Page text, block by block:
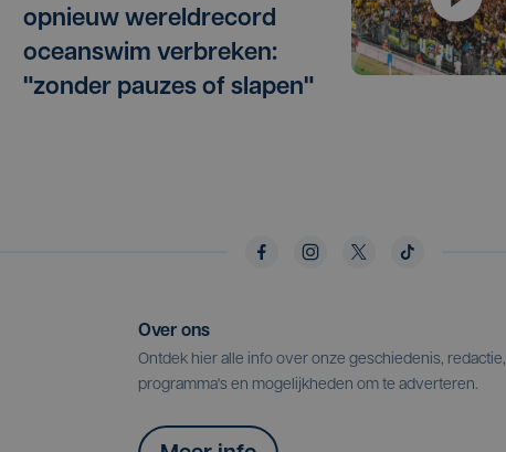
opnieuw wereldrecord
oceanswim verbreken:
"zonder pauzes of slapen"
Over ons
Ontdek hier alle info over onze geschiedenis, redactie,
programma's en mogelijkheden om te adverteren.